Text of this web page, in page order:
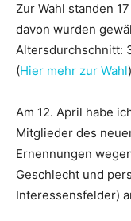
Zur Wahl standen
davon wurden
Altersdurchschnitt:
(Hier mehr zur Wahl)
Am 12. April habe
Mitglieder des
Ernennungen
Geschlecht und
Interessensfelder)